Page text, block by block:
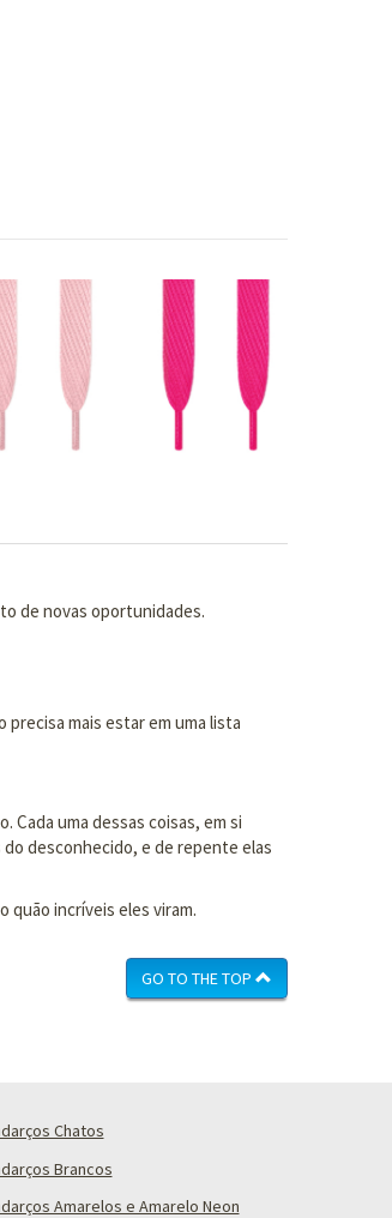
de novas oportunidades.
precisa mais estar em uma lista
Cada uma dessas coisas, em si
desconhecido, e de repente elas
quão incríveis eles viram.
GO TO THE TOP
Chatos
Brancos
Amarelos e Amarelo Neon